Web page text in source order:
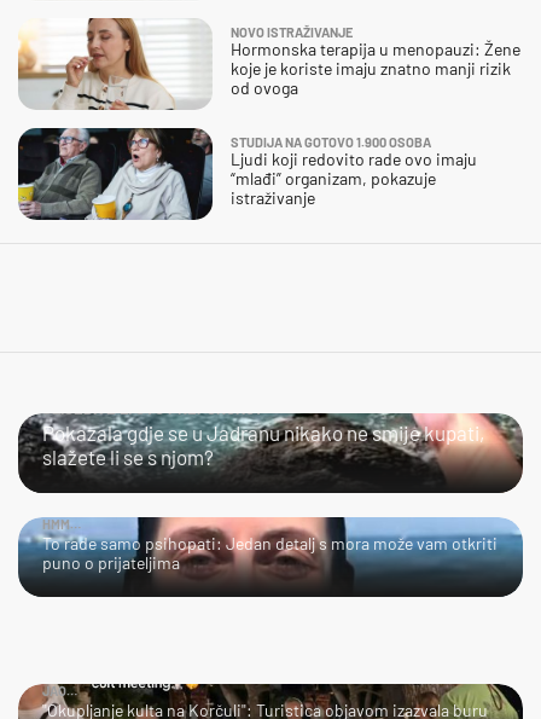
NOVO ISTRAŽIVANJE
Hormonska terapija u menopauzi: Žene
koje je koriste imaju znatno manji rizik
od ovoga
STUDIJA NA GOTOVO 1.900 OSOBA
Ljudi koji redovito rade ovo imaju
“mlađi” organizam, pokazuje
istraživanje
Pokazala gdje se u Jadranu nikako ne smije kupati,
slažete li se s njom?
HMM…
To rade samo psihopati: Jedan detalj s mora može vam otkriti
puno o prijateljima
JAO…
"Okupljanje kulta na Korčuli": Turistica objavom izazvala buru